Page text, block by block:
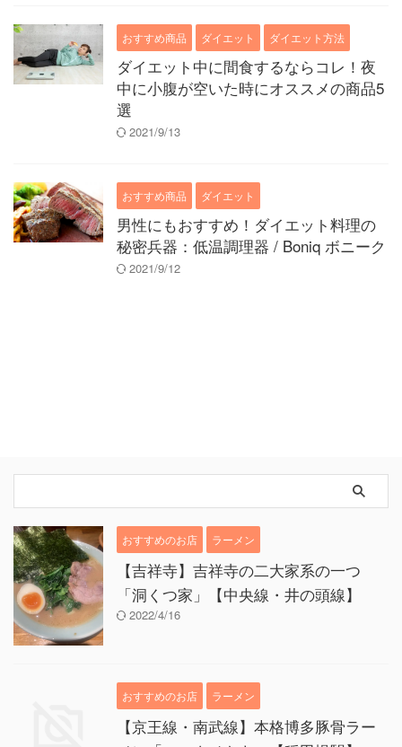
おすすめ商品 ダイエット ダイエット方法
ダイエット中に間食するならコレ！夜
中に小腹が空いた時にオススメの商品5
選
2021/9/13
おすすめ商品 ダイエット
男性にもおすすめ！ダイエット料理の
秘密兵器：低温調理器 / Boniq ボニーク
2021/9/12
おすすめのお店 ラーメン
【吉祥寺】吉祥寺の二大家系の一つ
「洞くつ家」【中央線・井の頭線】
2022/4/16
おすすめのお店 ラーメン
【京王線・南武線】本格博多豚骨ラー